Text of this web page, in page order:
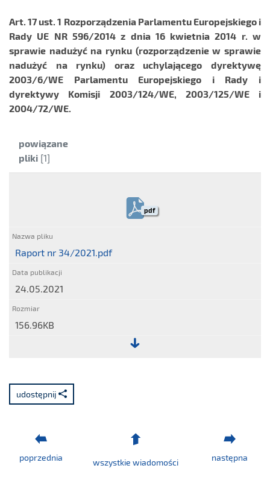
Art. 17 ust. 1 Rozporządzenia Parlamentu Europejskiego i
Rady UE NR 596/2014 z dnia 16 kwietnia 2014 r. w
sprawie nadużyć na rynku (rozporządzenie w sprawie
nadużyć na rynku) oraz uchylającego dyrektywę
2003/6/WE Parlamentu Europejskiego i Rady i
dyrektywy Komisji 2003/124/WE, 2003/125/WE i
2004/72/WE.
Kategoria:
powiązane
pliki [1]
pdf
Raport nr 34/2021.pdf
24.05.2021
156.96KB
34/2021.pdf
udostępnij
poprzednia wszystkie wiadomości następna